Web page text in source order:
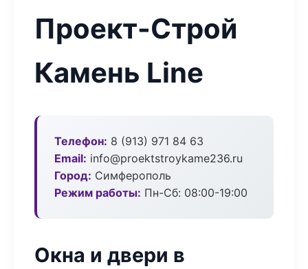
Проект-Строй
Камень Line
Телефон: 8 (913) 971 84 63
Email: info@proektstroykame236.ru
Город: Симферополь
Режим работы: Пн-Сб: 08:00-19:00
Окна и двери в